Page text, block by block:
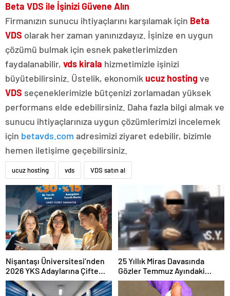
Beta VDS ile İşinizi Güvene Alın
Firmanızın sunucu ihtiyaçlarını karşılamak için Beta
VDS olarak her zaman yanınızdayız. İşinize en uygun
çözümü bulmak için esnek paketlerimizden
faydalanabilir, vds kirala hizmetimizle işinizi
büyütebilirsiniz. Üstelik, ekonomik ucuz hostingve
VDS seçeneklerimizle bütçenizi zorlamadan yüksek
performans elde edebilirsiniz. Daha fazla bilgi almak ve
sunucu ihtiyaçlarınıza uygun çözümlerimizi incelemek
için betavds.com adresimizi ziyaret edebilir, bizimle
hemen iletişime geçebilirsiniz.
ucuz hosting vds VDS satın al
Nişantaşı Üniversitesi’nden
2026 YKS Adaylarına Çifte
Güvence: Sabit Ücret ve
Kesintisiz Burs
25 Yıllık Miras Davasında
Gözler Temmuz Ayındaki
Karar Duruşmasına Çevrildi